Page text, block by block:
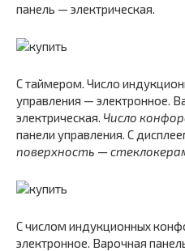
панель — электрическая.
С таймером. Число
управления — электронное.
электрическая. Число
панели управления. С
поверхность —
С числом индукционных
электронное. Варочная